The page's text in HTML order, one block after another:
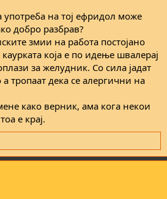
употреба на тој ефридол може
добро разбрав?
змии на работа постојано
која е по идење швалерај
за желудник. Со сила јадат
тропаат дека се алергични на
како верник, ама кога некои
е крај.